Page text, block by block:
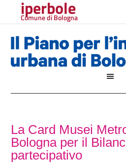
iperbole
Comune di Bologna
La Card Musei
Bologna per il
partecipativo